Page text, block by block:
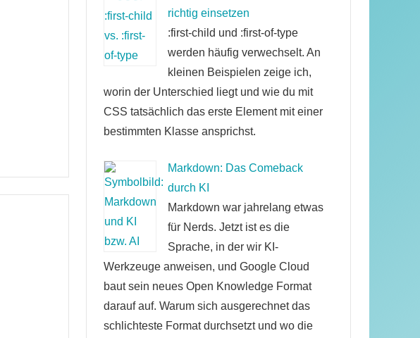
richtig einsetzen
:first-child und :first-of-type
werden häufig verwechselt. An
kleinen Beispielen zeige ich,
worin der Unterschied liegt und wie du mit
CSS tatsächlich das erste Element mit einer
bestimmten Klasse ansprichst.
Markdown: Das Comeback
durch KI
Markdown war jahrelang etwas
für Nerds. Jetzt ist es die
Sprache, in der wir KI-
Werkzeuge anweisen, und Google Cloud
baut sein neues Open Knowledge Format
darauf auf. Warum sich ausgerechnet das
schlichteste Format durchsetzt und wo die